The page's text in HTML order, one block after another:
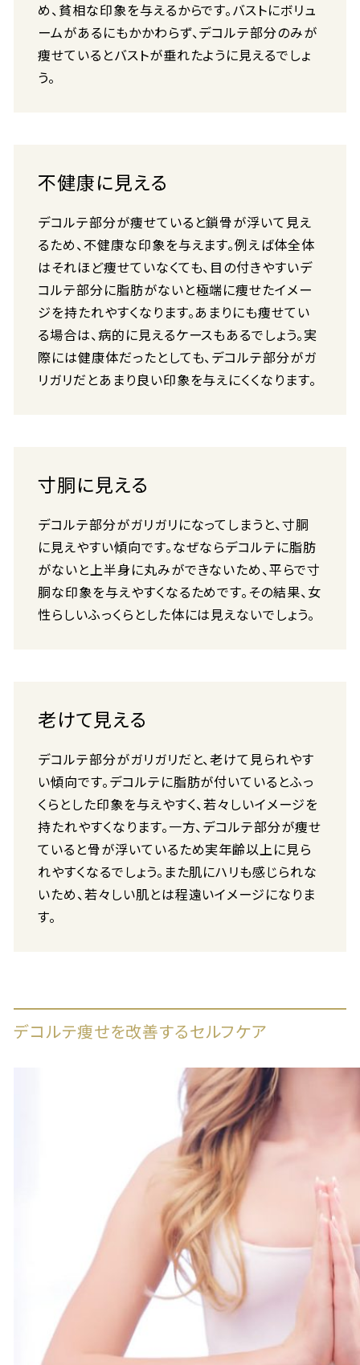
め、貧相な印象を与えるからです。バストにボリュ
ームがあるにもかかわらず、デコルテ部分のみが
痩せているとバストが垂れたように見えるでしょ
う。
不健康に見える
デコルテ部分が痩せていると鎖骨が浮いて見え
るため、不健康な印象を与えます。例えば体全体
はそれほど痩せていなくても、目の付きやすいデ
コルテ部分に脂肪がないと極端に痩せたイメー
ジを持たれやすくなります。あまりにも痩せてい
る場合は、病的に見えるケースもあるでしょう。実
際には健康体だったとしても、デコルテ部分がガ
リガリだとあまり良い印象を与えにくくなります。
寸胴に見える
デコルテ部分がガリガリになってしまうと、寸胴
に見えやすい傾向です。なぜならデコルテに脂肪
がないと上半身に丸みができないため、平らで寸
胴な印象を与えやすくなるためです。その結果、女
性らしいふっくらとした体には見えないでしょう。
老けて見える
デコルテ部分がガリガリだと、老けて見られやす
い傾向です。デコルテに脂肪が付いているとふっ
くらとした印象を与えやすく、若々しいイメージを
持たれやすくなります。一方、デコルテ部分が痩せ
ていると骨が浮いているため実年齢以上に見ら
れやすくなるでしょう。また肌にハリも感じられな
いため、若々しい肌とは程遠いイメージになりま
す。
デコルテ痩せを改善するセルフケア